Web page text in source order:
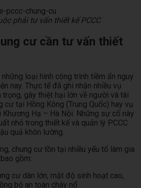
phải tư vấn thiết kế PCCC
cư cần tư vấn thiết
loại hình công trình tiềm ẩn nguy
nay. Thực tế đã ghi nhận nhiều vụ
trọng, gây thiệt hại lớn về người và tài
cư tại Hồng Kông (Trung Quốc) hay vụ
Hạ – Hà Nội. Những sự cố này
nhỏ trong thiết kế và quản lý PCCC
quả khôn lường.
chung cư tồn tại nhiều yếu tố làm gia
gồm:
cư dân lớn, mật độ sinh hoạt cao,
bộ an toàn cháy nổ